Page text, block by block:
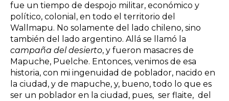
fue un tiempo de despojo militar, económico y
político, colonial, en todo el territorio del
Wallmapu. No solamente del lado chileno, sino
también del lado argentino. Allá se llamó la
campaña del desierto, y fueron masacres de
Mapuche, Puelche. Entonces, venimos de esa
historia, con mi ingenuidad de poblador, nacido en
la ciudad, y de mapuche, y, bueno, todo lo que es
ser un poblador en la ciudad, pues, ser flaite, del